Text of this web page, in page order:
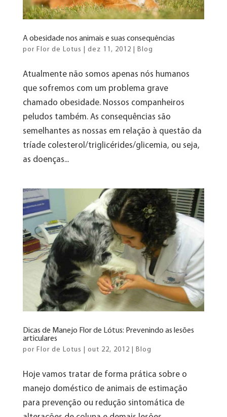
A obesidade nos animais e suas consequências
por Flor de Lotus dez 11, 2012 Blog
Atualmente não somos apenas nós humanos
que sofremos com um problema grave
chamado obesidade. Nossos companheiros
peludos também. As consequências são
semelhantes as nossas em relação à questão da
tríade colesterol/triglicérides/glicemia, ou seja,
as doenças...
Dicas de Manejo Flor de Lótus: Prevenindo as lesões
articulares
por Flor de Lotus out 22, 2012 Blog
Hoje vamos tratar de forma prática sobre o
manejo doméstico de animais de estimação
para prevenção ou redução sintomática de